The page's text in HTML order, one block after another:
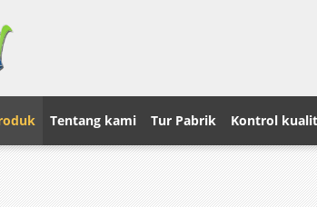
Tentang kami Tur Pabrik Kontrol